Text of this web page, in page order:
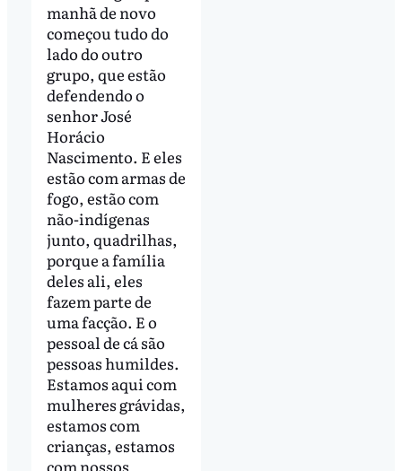
manhã de novo
começou tudo do
lado do outro
grupo, que estão
defendendo o
senhor José
Horácio
Nascimento. E eles
estão com armas de
fogo, estão com
não-indígenas
junto, quadrilhas,
porque a família
deles ali, eles
fazem parte de
uma facção. E o
pessoal de cá são
pessoas humildes.
Estamos aqui com
mulheres grávidas,
estamos com
crianças, estamos
com nossos